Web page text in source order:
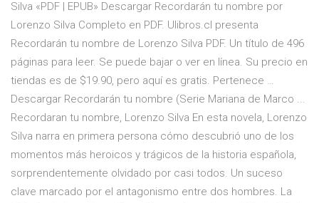
Silva «PDF | EPUB» Descargar Recordarán tu nombre por
Lorenzo Silva Completo en PDF. Ulibros.cl presenta
Recordarán tu nombre de Lorenzo Silva PDF. Un título de 496
páginas para leer. Se puede bajar o ver en línea. Su precio en
tiendas es de $19.90, pero aquí es gratis. Pertenece …
Descargar Recordarán tu nombre (Serie Mariana de Marco ...
Recordaran tu nombre, Lorenzo Silva En esta novela, Lorenzo
Silva narra en primera persona cómo descubrió uno de los
momentos más heroicos y trágicos de la historia española,
sorprendentemente olvidado por casi todos. Un suceso
clave marcado por el antagonismo entre dos hombres. La